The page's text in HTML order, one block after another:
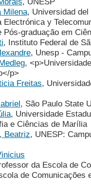
Milena, Universidad
Electrónica y
Pós-graduação em
, Instituto Federal de
, Unesp -
,
p>
Freitas,
, São Paulo State
, Universidade
e Ciências de Marília
Beatriz, UNESP:
da Escola de
de Comunicações